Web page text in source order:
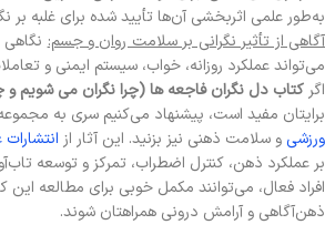
به‌طور علمی اثربخشی آن‌ها تأیید شده برای غلبه بر
آگاهی از تأثیر نگرانی بر سلامت روان و جسم:نگاهی
می‌تواند عملکرد روزانه، خواب، سیستم ایمنی و
اگر کتاب دل نگران فاجعه ها (چرا نگران می شویم
برایتان مفید است، پیشنهاد می‌کنیم سری به
ورزشی و سلامت ذهنی نیز بزنید. این آثار از
بر عملکرد ذهن، کنترل اضطراب، تمرکز و توسعه
افراد فعال، می‌توانند مکمل خوبی برای مطالعه این
ذهن‌آگاهی و آرامش درونی همراهتان شوند.